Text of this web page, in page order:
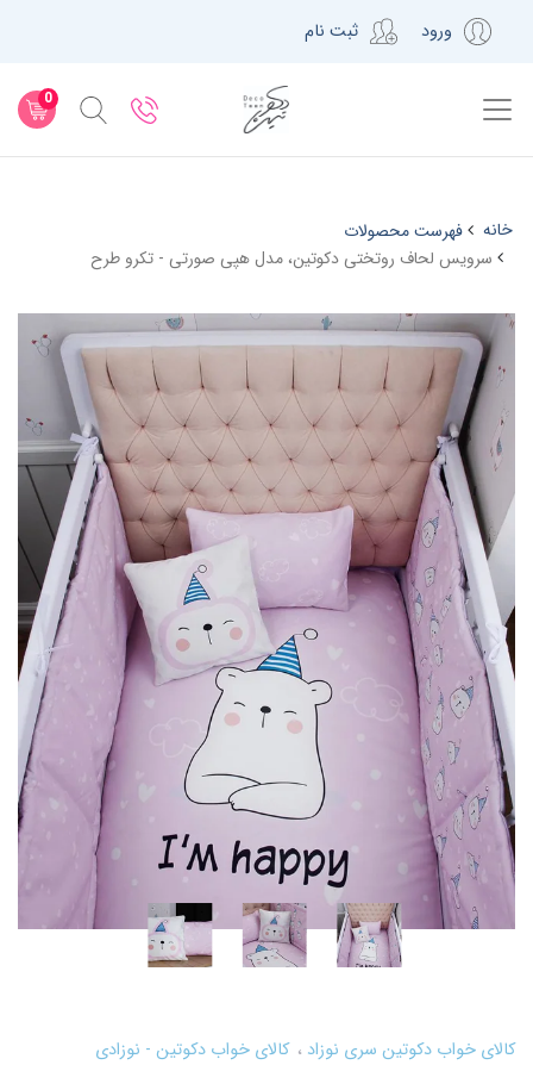
ورود ثبت نام
0
خانه
فهرست محصولات
سرویس لحاف روتختی دکوتین، مدل هپی صورتی - تکرو طرح
کالای خواب دکوتین سری نوزاد کالای خواب دکوتین - نوزادی